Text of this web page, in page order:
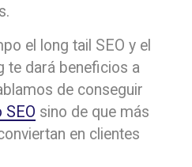
el long tail SEO y el
te dará beneficios a
de conseguir
SEO sino de que más
en clientes